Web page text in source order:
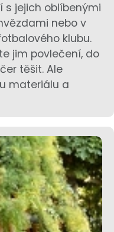
s jejich oblíbenými
nebo v
klubu.
jim povlečení, do
těšit. Ale
materiálu a